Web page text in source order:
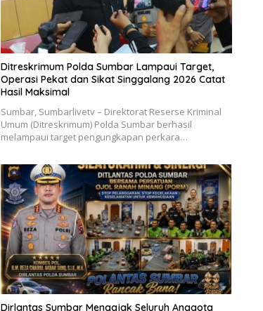
Ditreskrimum Polda Sumbar Lampaui Target,
Operasi Pekat dan Sikat Singgalang 2026 Catat
Hasil Maksimal
Sumbar, Sumbarlivetv – Direktorat Reserse Kriminal
Umum (Ditreskrimum) Polda Sumbar berhasil
melampaui target pengungkapan perkara…
Dirlantas Sumbar Mengajak Seluruh Anggota